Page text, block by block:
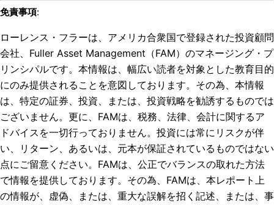
免責事項:
ローレンス・フラーは、アメリカ合衆国で登録された投資顧問
会社、Fuller Asset Management（FAM）のマネージング・プ
リンシパルです。本情報は、幅広い読者を対象とした教育目的
にのみ提供されることを意図しております。その為、本情報
は、特定の証券、投資、または、投資戦略を勧誘するものでは
ございません。更に、FAMは、税務、法律、会計に関するア
ドバイスを一切行っておりません。投資には常にリスクが伴
い、リターン、あるいは、元本が保証されているものではない
点にご留意ください。FAMは、公正でバランスの取れた方法
で情報を提供しております。その為、FAMは、本レポート上
の情報が、虚偽、または、重大な誤解を招く記述、または、事